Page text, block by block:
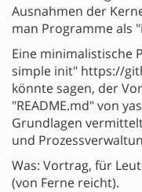
Ausnahmen der
man Programme als
Eine minimalistische
simple init" https://
könnte sagen, der
"README.md" von
Grundlagen
und
Was: Vortrag, für
(von Ferne reicht).